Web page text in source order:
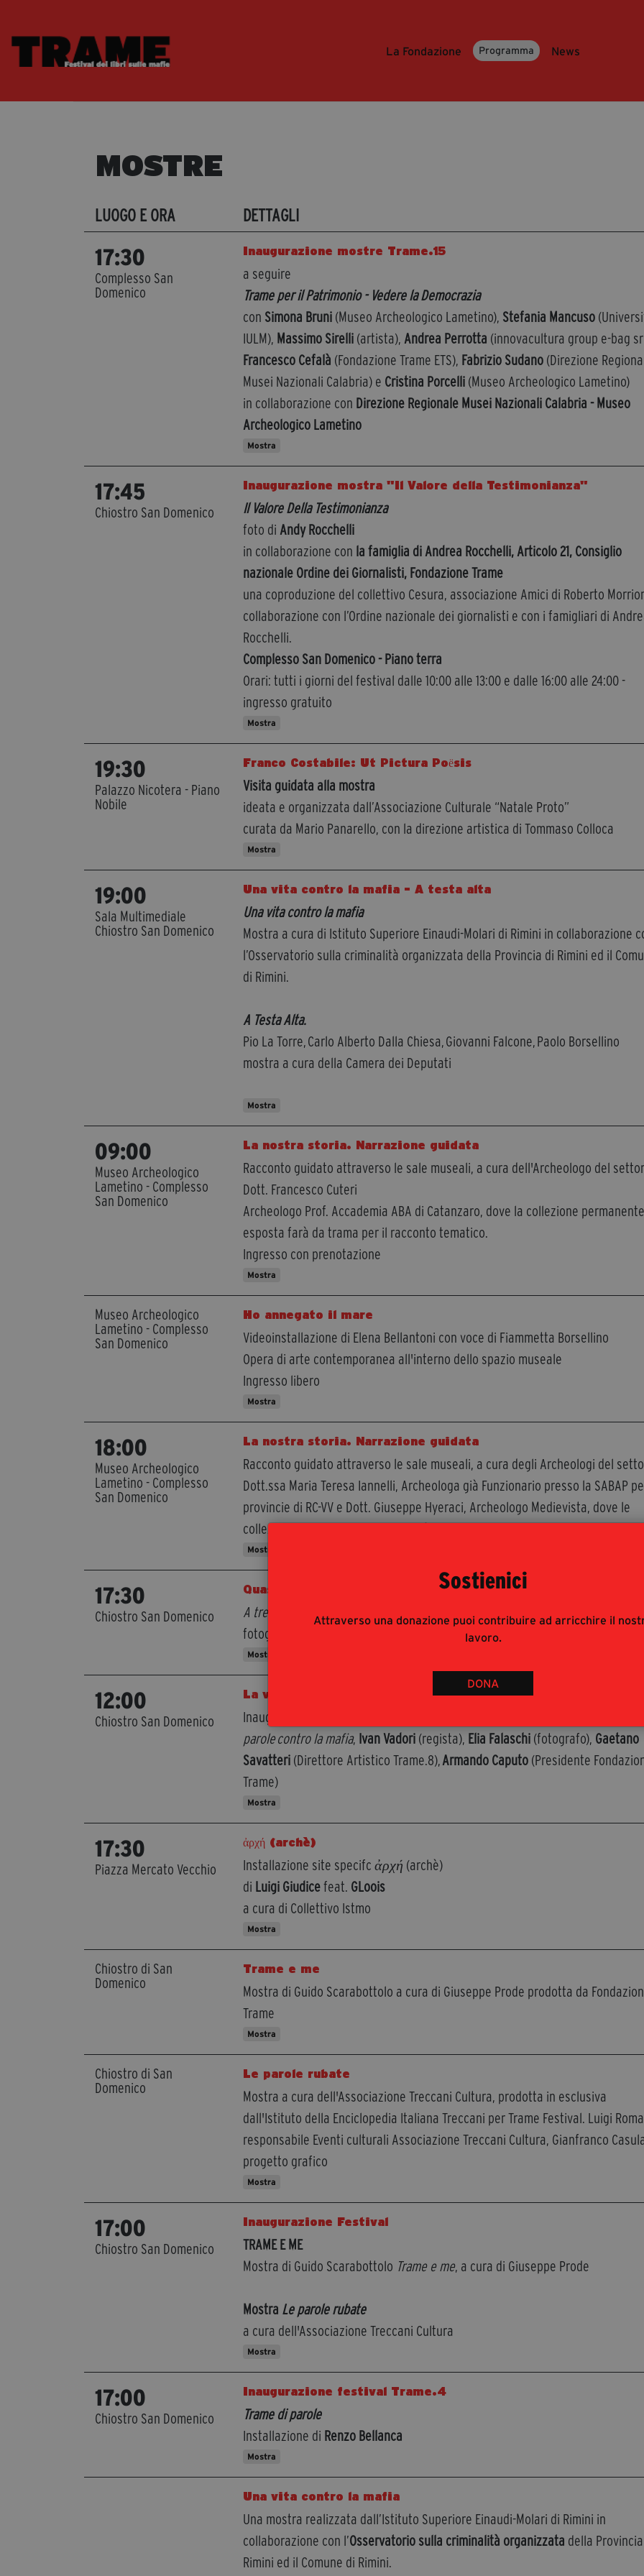
Sostienici
Attraverso una donazione puoi contribuire ad arricchire il
lavoro.
DONA
La Fondazione Programma News
MOSTRE
LUOGO E ORA DETTAGLI
17:30
Complesso San
Domenico
Inaugurazione mostre Trame.15
a seguire
Trame per il Patrimonio - Vedere la Democrazia
con Simona Bruni (Museo Archeologico Lametino), Stefania Mancuso
IULM), Massimo Sirelli (artista), Andrea Perrotta (innovacultura group e-bag
Francesco Cefalà (Fondazione Trame ETS), Fabrizio Sudano (Direzione
Musei Nazionali Calabria) e Cristina Porcelli (Museo Archeologico Lametino)
in collaborazione con Direzione Regionale Musei Nazionali Calabria - Museo
Archeologico Lametino
Mostra
17:45
Chiostro San Domenico
Inaugurazione mostra "Il Valore della Testimonianza"
Il Valore Della Testimonianza
foto di Andy Rocchelli
in collaborazione con la famiglia di Andrea Rocchelli, Articolo 21, Consiglio
nazionale Ordine dei Giornalisti, Fondazione Trame
una coproduzione del collettivo Cesura, associazione Amici di Roberto
collaborazione con l’Ordine nazionale dei giornalisti e con i famigliari di
Rocchelli.
Complesso San Domenico - Piano terra
Orari: tutti i giorni del festival dalle 10:00 alle 13:00 e dalle 16:00 alle 24:00 -
ingresso gratuito
Mostra
19:30
Palazzo Nicotera - Piano
Nobile
Franco Costabile: Ut Pictura Poёsis
Visita guidata alla mostra
ideata e organizzata dall’Associazione Culturale “Natale Proto”
curata da Mario Panarello, con la direzione artistica di Tommaso Colloca
Mostra
19:00
Sala Multimediale
Chiostro San Domenico
Una vita contro la mafia - A testa alta
Una vita contro la mafia
Mostra a cura di Istituto Superiore Einaudi-Molari di Rimini in collaborazione
l’Osservatorio sulla criminalità organizzata della Provincia di Rimini ed il
di Rimini.
A Testa Alta.
Pio La Torre, Carlo Alberto Dalla Chiesa, Giovanni Falcone, Paolo Borsellino
mostra a cura della Camera dei Deputati
Mostra
09:00
Museo Archeologico
Lametino - Complesso
San Domenico
La nostra storia. Narrazione guidata
Racconto guidato attraverso le sale museali, a cura dell'Archeologo del
Dott. Francesco Cuteri
Archeologo Prof. Accademia ABA di Catanzaro, dove la collezione
esposta farà da trama per il racconto tematico.
Ingresso con prenotazione
Mostra
Museo Archeologico
Lametino - Complesso
San Domenico
Ho annegato il mare
Videoinstallazione di Elena Bellantoni con voce di Fiammetta Borsellino
Opera di arte contemporanea all'interno dello spazio museale
Ingresso libero
Mostra
18:00
Museo Archeologico
Lametino - Complesso
San Domenico
La nostra storia. Narrazione guidata
Racconto guidato attraverso le sale museali, a cura degli Archeologi del
Dott.ssa Maria Teresa Iannelli, Archeologa già Funzionario presso la SABAP
provincie di RC-VV e Dott. Giuseppe Hyeraci, Archeologo Medievista, dove le
collezione permanente esposta farà da trama per il racconto tematico.
Mostra
17:30
Chiostro San Domenico
Quasi vedendosi in uno specchio
A trent’anni dalla scomparsa di Leonardo Sciascia
fotografie di Angelo Pitrone
Mostra
12:00
Chiostro San Domenico
La voce di Impastato
Inaugurazione mostra fotografica di Elia Falaschi,
parole contro la mafia, Ivan Vadori (regista), Elia Falaschi (fotografo), Gaetano
Savatteri (Direttore Artistico Trame.8),Armando Caputo (Presidente
Trame)
Mostra
17:30
Piazza Mercato Vecchio
ἀρχή (archè)
Installazione site specifcἀρχή (archè)
di Luigi Giudicefeat. GLoois
a cura di Collettivo Istmo
Mostra
Chiostro di San
Domenico
Trame e me
Mostra di Guido Scarabottolo a cura di Giuseppe Prode prodotta da
Trame
Mostra
Chiostro di San
Domenico
Le parole rubate
Mostra a cura dell'Associazione Treccani Cultura, prodotta in esclusiva
dall'Istituto della Enciclopedia Italiana Treccani per Trame Festival. Luigi
responsabile Eventi culturali Associazione Treccani Cultura, Gianfranco
progetto grafico
Mostra
17:00
Chiostro San Domenico
Inaugurazione Festival
TRAME E ME
Mostra di Guido Scarabottolo Trame e me, a cura di Giuseppe Prode
Mostra Le parole rubate
a cura dell'Associazione Treccani Cultura
Mostra
17:00
Chiostro San Domenico
Inaugurazione festival Trame.4
Trame di parole
Installazione di Renzo Bellanca
Mostra
Una vita contro la mafia
Una mostra realizzata dall’Istituto Superiore Einaudi-Molari di Rimini in
collaborazione con l’Osservatorio sulla criminalità organizzata della
Rimini ed il Comune di Rimini.